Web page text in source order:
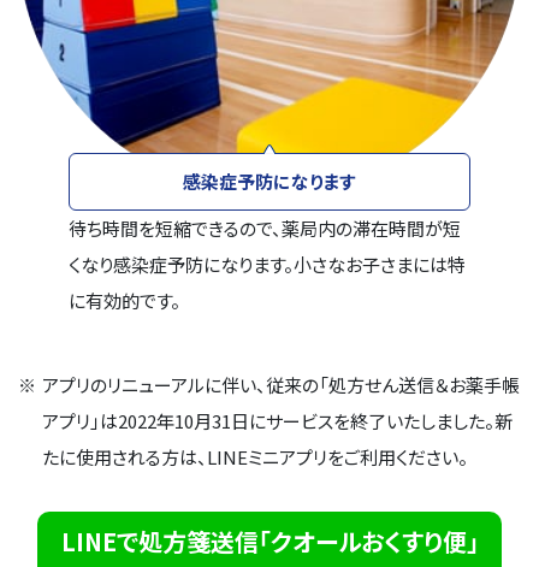
感染症予防になります
待ち時間を短縮できるので、薬局内の滞在時間が短
くなり感染症予防になります。小さなお子さまには特
に有効的です。
※ アプリのリニューアルに伴い、従来の「処方せん送信＆お薬手帳
アプリ」は2022年10月31日にサービスを終了いたしました。新
たに使用される方は、LINEミニアプリをご利用ください。
LINEで処方箋送信「クオールおくすり便」